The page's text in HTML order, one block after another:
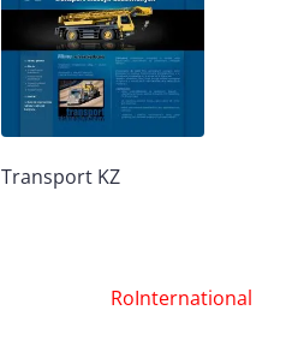
Transport KZ
RoInternational